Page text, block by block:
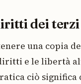
dei terzi
una copia
e le libertà
ciò significa